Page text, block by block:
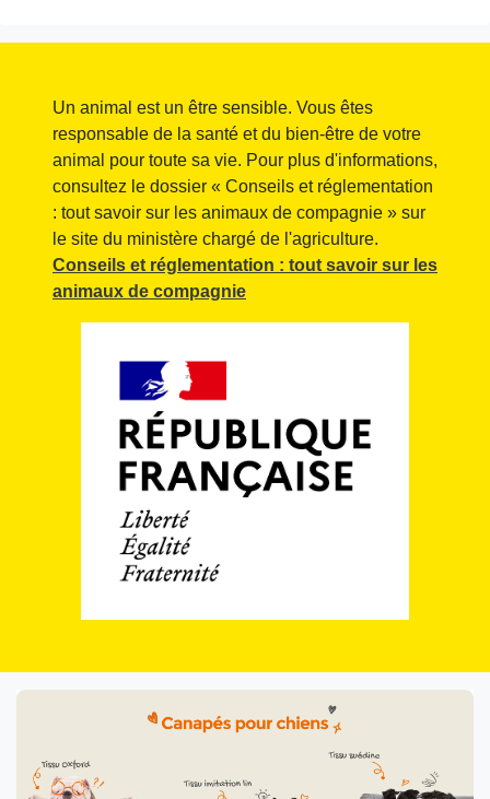
Un animal est un être sensible. Vous êtes
responsable de la santé et du bien-être de votre
animal pour toute sa vie. Pour plus d'informations,
consultez le dossier « Conseils et réglementation
: tout savoir sur les animaux de compagnie » sur
le site du ministère chargé de l'agriculture.
Conseils et réglementation : tout savoir sur les
animaux de compagnie